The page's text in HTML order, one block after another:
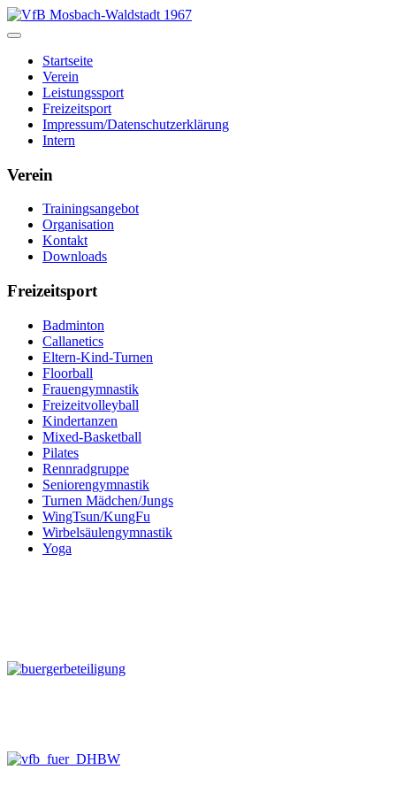
Startseite
Verein
Leistungssport
Freizeitsport
Impressum/Datenschutzerklärung
Intern
Verein
Trainingsangebot
Organisation
Kontakt
Downloads
Freizeitsport
Badminton
Callanetics
Eltern-Kind-Turnen
Floorball
Frauengymnastik
Freizeitvolleyball
Kindertanzen
Mixed-Basketball
Pilates
Rennradgruppe
Seniorengymnastik
Turnen Mädchen/Jungs
WingTsun/KungFu
Wirbelsäulengymnastik
Yoga